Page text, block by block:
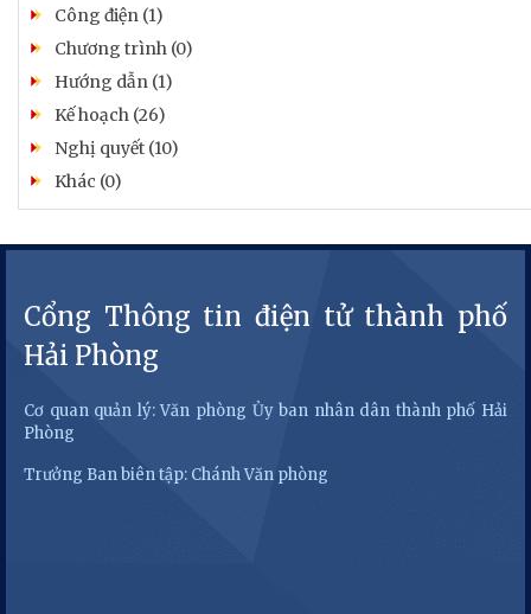
Công điện (1)
Chương trình (0)
Hướng dẫn (1)
Kế hoạch (26)
Nghị quyết (10)
Khác (0)
Cổng Thông tin điện tử thành phố
Hải Phòng
Cơ quan quản lý: Văn phòng Ủy ban nhân dân thành phố Hải
Phòng
Trưởng Ban biên tập: Chánh Văn phòng